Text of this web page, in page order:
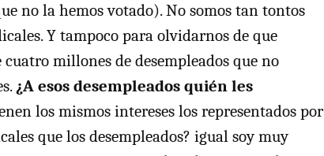
no la hemos votado). No somos tan tontos
Y tampoco para olvidarnos de que
millones de desempleados que no
¿A esos desempleados quién les
los mismos intereses los representados por
que los desempleados? igual soy muy